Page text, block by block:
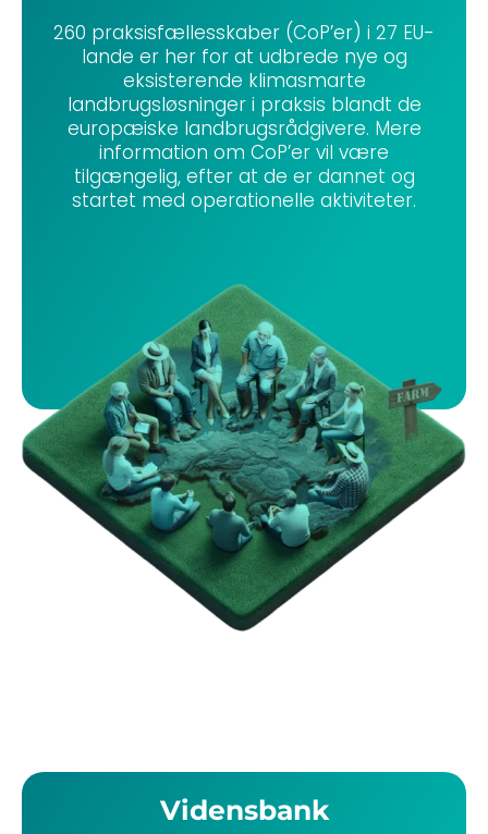
260 praksisfællesskaber (CoP’er) i 27 EU-
lande er her for at udbrede nye og
eksisterende klimasmarte
landbrugsløsninger i praksis blandt de
europæiske landbrugsrådgivere. Mere
information om CoP’er vil være
tilgængelig, efter at de er dannet og
startet med operationelle aktiviteter.
Vidensbank